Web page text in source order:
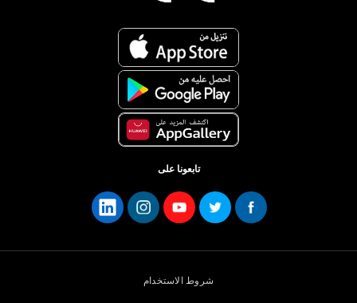
تابعونا على
شروط الاستخدام